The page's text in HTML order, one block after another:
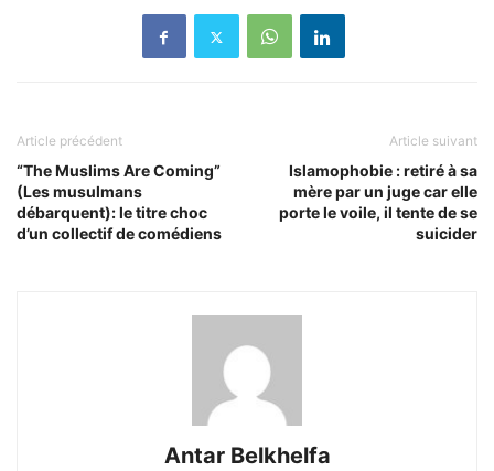
Article précédent
“The Muslims Are Coming”
(Les musulmans
débarquent): le titre choc
d’un collectif de comédiens
Article suivant
Islamophobie : retiré à sa
mère par un juge car elle
porte le voile, il tente de se
suicider
Antar Belkhelfa